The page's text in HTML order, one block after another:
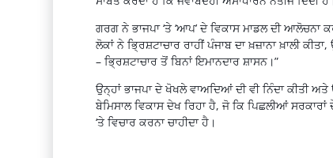
ਗਰਗ ਨੇ ਭਾਜਪਾ ‘ਤੇ ‘ਆਪ’ ਦੇ ਵਿਕਾਸ ਮਾਡਲ ਦੀ
ਲੋਕਾਂ ਨੇ ਭ੍ਰਿਸ਼ਟਾਚਾਰ ਰਾਹੀਂ ਪੰਜਾਬ ਦਾ ਖ਼ਜ਼ਾਨਾ ਖ਼ਾਲੀ
– ਭ੍ਰਿਸ਼ਟਾਚਾਰ ਤੋਂ ਬਿਨਾਂ ਇਮਾਨਦਾਰ ਸ਼ਾਸਨ।”
ਉਨ੍ਹਾਂ ਭਾਜਪਾ ਦੇ ਖੋਖਲੇ ਵਾਅਦਿਆਂ ਦੀ ਵੀ ਨਿੰਦਾ ਕੀਤੀ
ਬੇਮਿਸਾਲ ਵਿਕਾਸ ਦੇਖ ਰਿਹਾ ਹੈ, ਜੋ ਕਿ ਪਿਛਲੀਆਂ
‘ਤੇ ਵਿਚਾਰ ਕਰਨਾ ਚਾਹੀਦਾ ਹੈ।